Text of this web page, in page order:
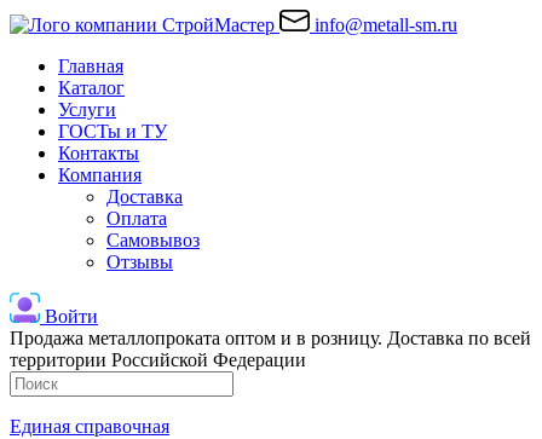
info@metall-sm.ru
Главная
Каталог
Услуги
ГОСТы и ТУ
Контакты
Компания
Доставка
Оплата
Самовывоз
Отзывы
Войти
Продажа металлопроката оптом и в розницу. Доставка по всей
территории Российской Федерации
Единая справочная